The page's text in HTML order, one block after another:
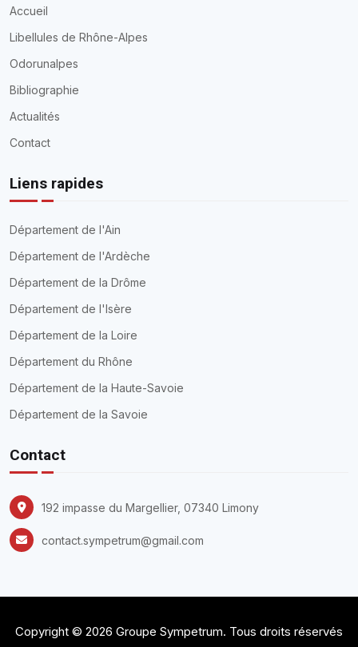
Accueil
Libellules de Rhône-Alpes
Odorunalpes
Bibliographie
Actualités
Contact
Liens rapides
Département de l'Ain
Département de l'Ardèche
Département de la Drôme
Département de l'Isère
Département de la Loire
Département du Rhône
Département de la Haute-Savoie
Département de la Savoie
Contact
192 impasse du Margellier, 07340 Limony
contact.sympetrum@gmail.com
Copyright © 2026 Groupe Sympetrum. Tous droits réservés